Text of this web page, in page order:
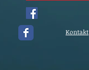
Kontakt